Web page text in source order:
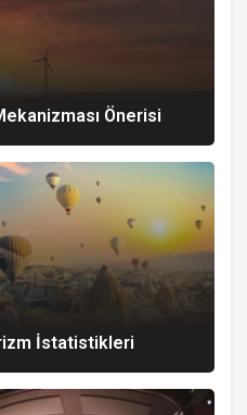
Önerisi
İstatistikleri